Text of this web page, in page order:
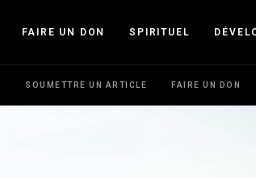
FAIRE UN DON SPIRITUEL
SOUMETTRE UN ARTICLE FAIRE UN DON